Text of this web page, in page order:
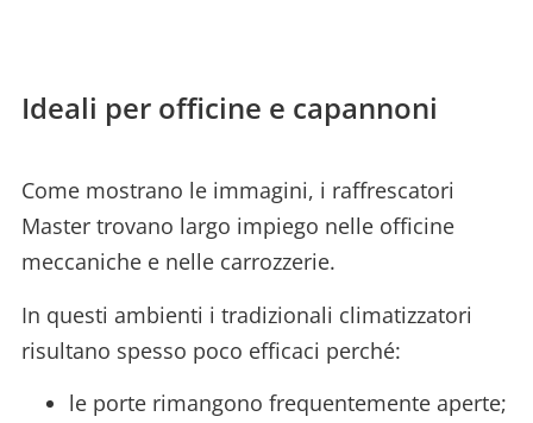
Ideali per officine e capannoni
Come mostrano le immagini, i raffrescatori
Master trovano largo impiego nelle officine
meccaniche e nelle carrozzerie.
In questi ambienti i tradizionali climatizzatori
risultano spesso poco efficaci perché:
le porte rimangono frequentemente aperte;